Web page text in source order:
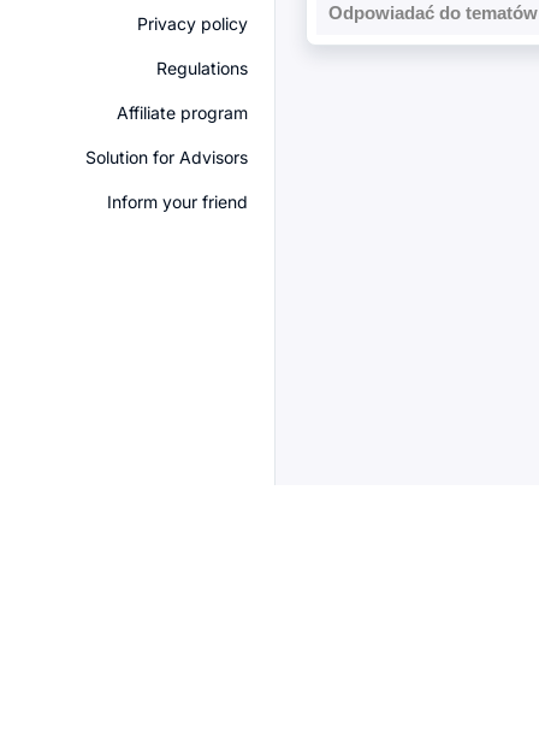
Privacy policy
Regulations
Affiliate program
Solution for Advisors
Inform your friend
Odpowiadać do